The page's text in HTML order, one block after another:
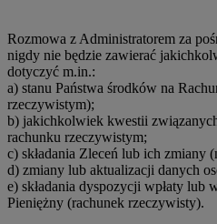
Rozmowa z Administratorem za
nigdy nie będzie zawierać
dotyczyć m.in.:
a) stanu Państwa środków na
rzeczywistym);
b) jakichkolwiek kwestii
rachunku rzeczywistym;
c) składania Zleceń lub ich zmiany
d) zmiany lub aktualizacji danych
e) składania dyspozycji wpłaty lub
Pieniężny (rachunek rzeczywisty).